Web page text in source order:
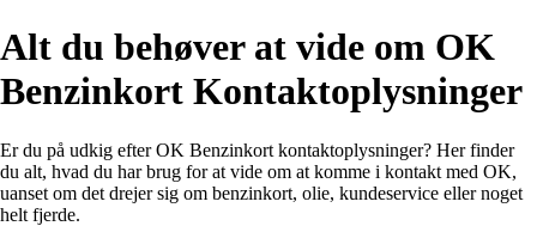
Alt du behøver at vide om OK
Benzinkort Kontaktoplysninger
Er du på udkig efter OK Benzinkort kontaktoplysninger? Her finder
du alt, hvad du har brug for at vide om at komme i kontakt med OK,
uanset om det drejer sig om benzinkort, olie, kundeservice eller noget
helt fjerde.